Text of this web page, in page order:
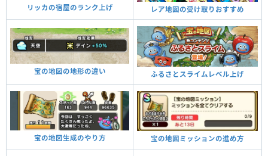
リッカの宿屋のランク上げ レア地図の受け取りおすすめ
宝の地図の地形の違い ふるさとスライムレベル上げ
宝の地図生成のやり方 宝の地図ミッションの進め方